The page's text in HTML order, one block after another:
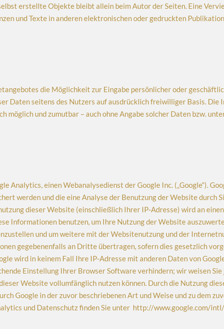
erstellte Objekte bleibt allein beim Autor der Seiten. Eine
und Texte in anderen elektronischen oder gedruckten
die Möglichkeit zur Eingabe persönlicher oder
Daten seitens des Nutzers auf ausdrücklich freiwilliger Basis. Die
möglich und zumutbar – auch ohne Angabe solcher Daten bzw.
Analytics, einen Webanalysedienst der Google Inc. („Google“).
werden und die eine Analyse der Benutzung der Website durch
dieser Website (einschließlich Ihrer IP‐Adresse) wird an
Informationen benutzen, um Ihre Nutzung der Website
und um weitere mit der Websitenutzung und der
gegebenenfalls an Dritte übertragen, sofern dies gesetzlich
wird in keinem Fall Ihre IP‐Adresse mit anderen Daten von
Einstellung Ihrer Browser Software verhindern; wir weisen Sie
Website vollumfänglich nutzen können. Durch die Nutzung
Google in der zuvor beschriebenen Art und Weise und zu dem
und Datenschutz finden Sie unter http://www.google.com/